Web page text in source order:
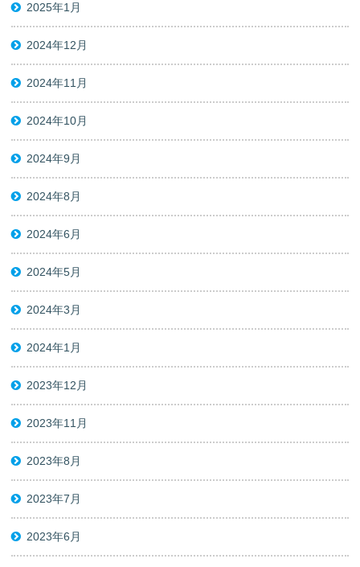
2025年1月
2024年12月
2024年11月
2024年10月
2024年9月
2024年8月
2024年6月
2024年5月
2024年3月
2024年1月
2023年12月
2023年11月
2023年8月
2023年7月
2023年6月